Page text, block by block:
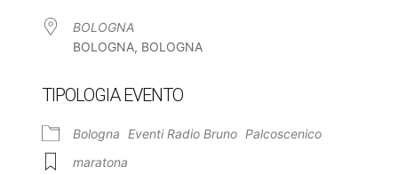
BOLOGNA
BOLOGNA, BOLOGNA
TIPOLOGIA EVENTO
Bologna Eventi Radio Bruno Palcoscenico
maratona